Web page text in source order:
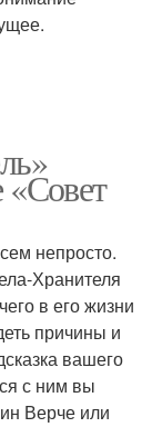
непросто.
Хранителя
в его жизни
причины и
вашего
с ним вы
Верче или